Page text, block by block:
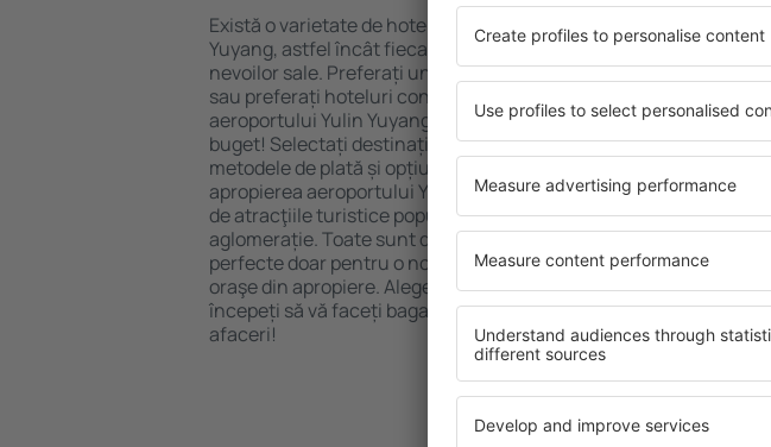
Există o varietate de hoteluri disponibile lângă aeoportul Yulin
Yuyang, astfel încât fiecare turist poate găsi cazare potrivită
nevoilor sale. Preferați un hotel All-Inclusive cu standarde ȋnalte
sau preferați hoteluri confortabile cu preţuri mici? În apropierea
aeroportului Yulin Yuyang puteți rezerva uşor cazare pentru orice
buget! Selectați destinația şi standardul pentru hotel, verificați
metodele de plată și opțiunile de anulare. Hotelurile din
apropierea aeroportului Yulin Yuyang sunt situate atât aproape
de atracţiile turistice populare, cât și puțin mai departe de
aglomerație. Toate sunt disponibile pentru o vacanță lungă sau
perfecte doar pentru o noapte, atunci când doriţi să vizitaţi şi alte
oraşe din apropiere. Alegeți hotelul care vi se potriveşte și
începeți să vă faceți bagajele pentru o vacanţă sau călătorie de
afaceri!